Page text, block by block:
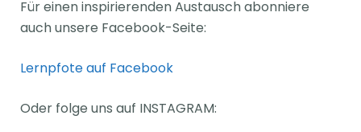
Für einen inspirierenden Austausch abonniere
auch unsere Facebook-Seite:
Lernpfote auf Facebook
Oder folge uns auf INSTAGRAM: